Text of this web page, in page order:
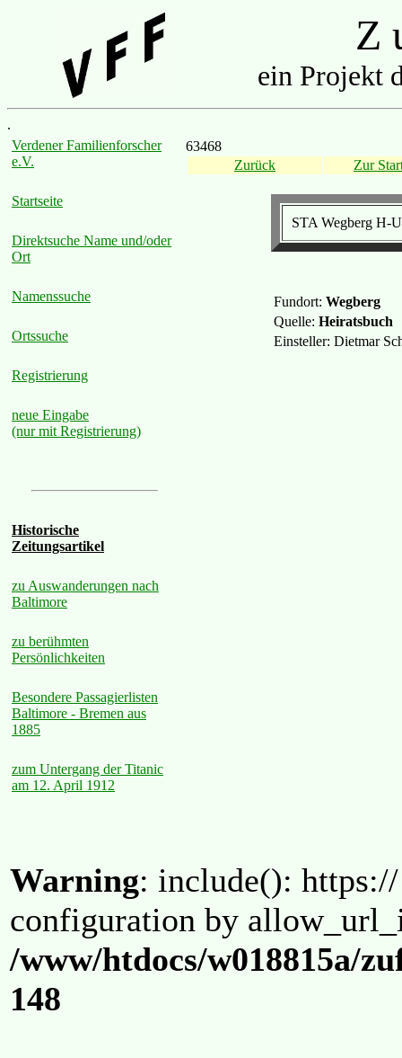
Z
ein Projekt
.
Verdener Familienforscher
e.V.
Startseite
Direktsuche Name und/oder
Ort
Namenssuche
Ortssuche
Registrierung
neue Eingabe
(nur mit Registrierung)
Historische
Zeitungsartikel
zu Auswanderungen nach
Baltimore
zu berühmten
Persönlichkeiten
Besondere Passagierlisten
Baltimore - Bremen aus
1885
zum Untergang der Titanic
am 12. April 1912
63468
Zurück
Zur
STA Wegberg H-
Fundort: Wegberg
Quelle: Heiratsbuch
Einsteller: Dietmar
Warning: include():
configuration by
/www/htdocs/w018815a/
148